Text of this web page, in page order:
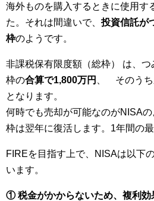
海外ものを購入するときに使用す
た。それは間違いで、 投資信託が
枠のようです。
非課税保有限度額（総枠） は、
枠の合算で1,800万円
、 そのう
となります。
何時でも売却が可能なのがNISA
枠は翌年に復活します。1年間の
FIREを目指す上で、NISAは以下
います。
① 税金がかからないため、複利効